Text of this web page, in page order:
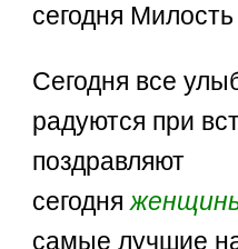
сегодня
Сегодня все
радуются при
поздравляют
сегодня
самые лучшие